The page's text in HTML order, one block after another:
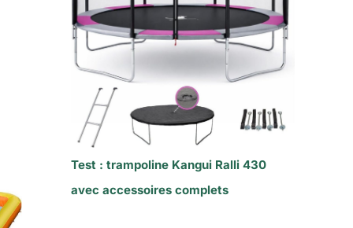
Test : trampoline Kangui Ralli 430
avec accessoires complets